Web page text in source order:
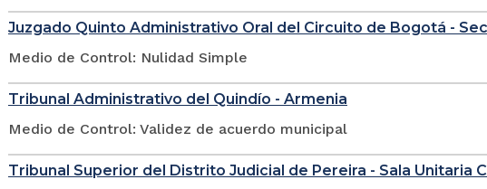
Juzgado Quinto Administrativo Oral del Circuito de Bogotá -
Medio de Control: Nulidad Simple
Tribunal Administrativo del Quindío - Armenia
Medio de Control: Validez de acuerdo municipal
Tribunal Superior del Distrito Judicial de Pereira - Sala Unitaria